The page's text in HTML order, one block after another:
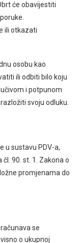
će obavijestiti
ili otkazati
osobu kao
ili odbiti bilo koju
i potpunom
svoju odluku.
u sustavu PDV-a,
90. st. 1. Zakona o
promjenama do
se
o ukupnoj